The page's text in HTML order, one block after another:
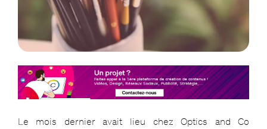
Le mois dernier avait lieu chez Optics and Co